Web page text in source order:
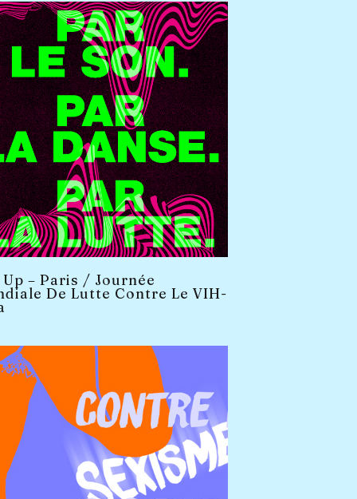
– Paris / Journée
De Lutte Contre Le VIH-